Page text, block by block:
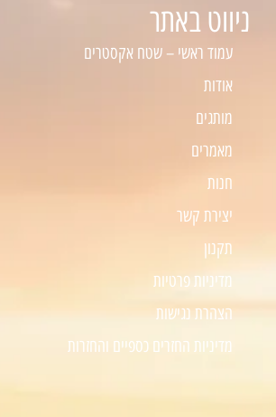
ניווט באתר
עמוד ראשי – שטח אקסטרים
אודות
מותגים
מאמרים
חנות
יצירת קשר
תקנון
מדיניות פרטיות
הצהרת נגישות
מדיניות החזרים כספיים והחזרות